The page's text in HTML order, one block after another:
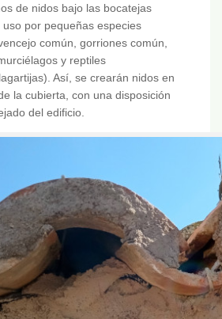
de nidos bajo las bocatejas
por pequeñas especies
común, gorriones común,
y reptiles
Así, se crearán nidos en
la cubierta, con una disposición
del edificio.